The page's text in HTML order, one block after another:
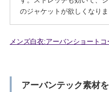
のジャケットが欲しくなりま
メンズ白衣:アーバンショート
アーバンテック素材